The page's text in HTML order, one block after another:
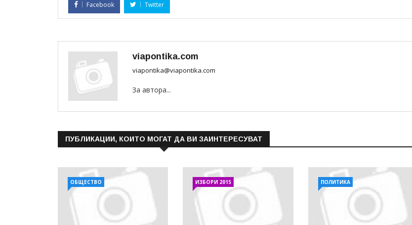
Facebook Twitter
viapontika.com
viapontika@viapontika.com
За автора...
ПУБЛИКАЦИИ, КОИТО МОГАТ ДА ВИ ЗАИНТЕРЕСУВАТ
ОБЩЕСТВО ИЗБОРИ 2015 ПОЛИТИКА